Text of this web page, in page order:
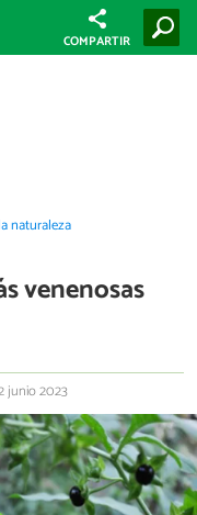
COMPARTIR
naturaleza
venenosas
junio 2023